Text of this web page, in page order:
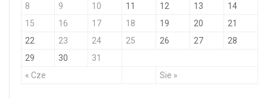
« Cze Sie »
8
9 10 11 12 13
14
15
16 17 18 19 20
21
22
23 24 25 26 27
28
29
30 31